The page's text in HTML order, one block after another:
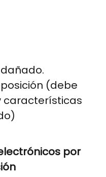
(debe
características
por